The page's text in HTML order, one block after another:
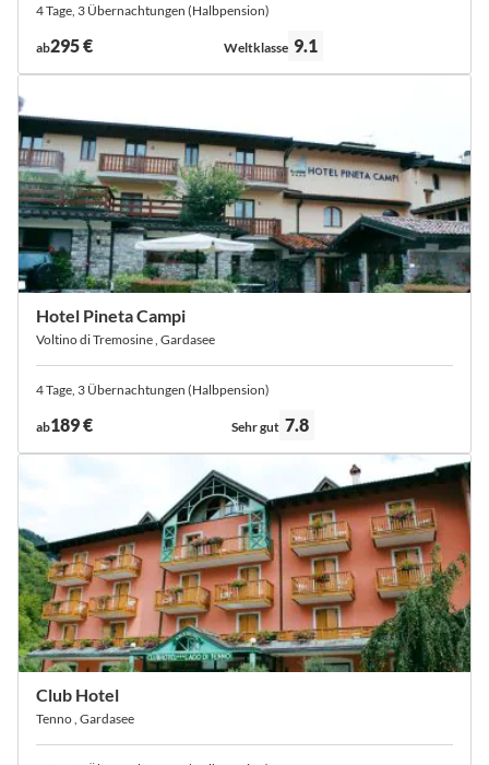
4 Tage, 3 Übernachtungen (Halbpension)
ab295 € Bewertung:
Weltklasse 9.1
Hotel Pineta Campi
Voltino di Tremosine , Gardasee
4 Tage, 3 Übernachtungen (Halbpension)
ab189 € Bewertung:
Sehr gut 7.8
Club Hotel
Tenno , Gardasee